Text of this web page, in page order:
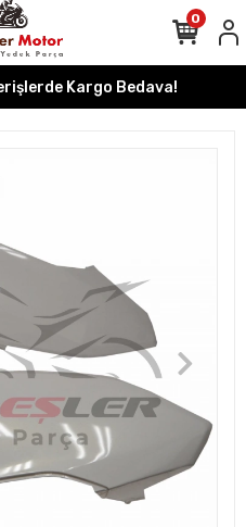
Kargo Bedava!
0